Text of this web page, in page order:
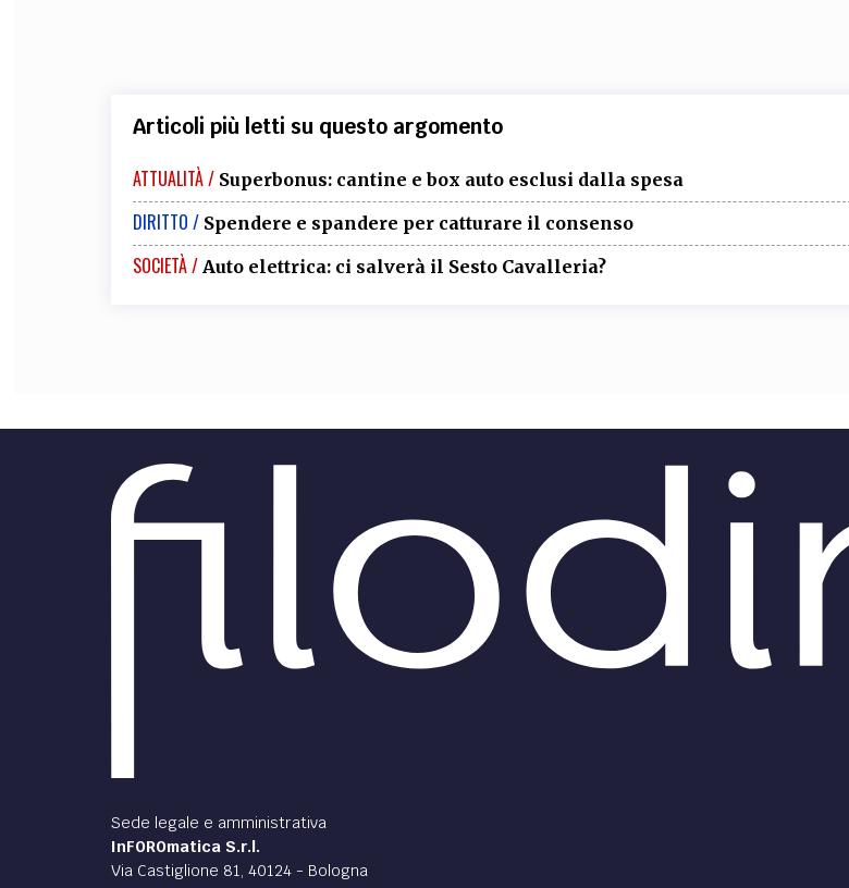
Articoli più letti su questo argomento
ATTUALITÀ / Superbonus: cantine e box auto esclusi dalla spesa
DIRITTO / Spendere e spandere per catturare il consenso
SOCIETÀ / Auto elettrica: ci salverà il Sesto Cavalleria?
Sede legale e amministrativa
InFOROmatica S.r.l.
Via Castiglione 81, 40124 - Bologna